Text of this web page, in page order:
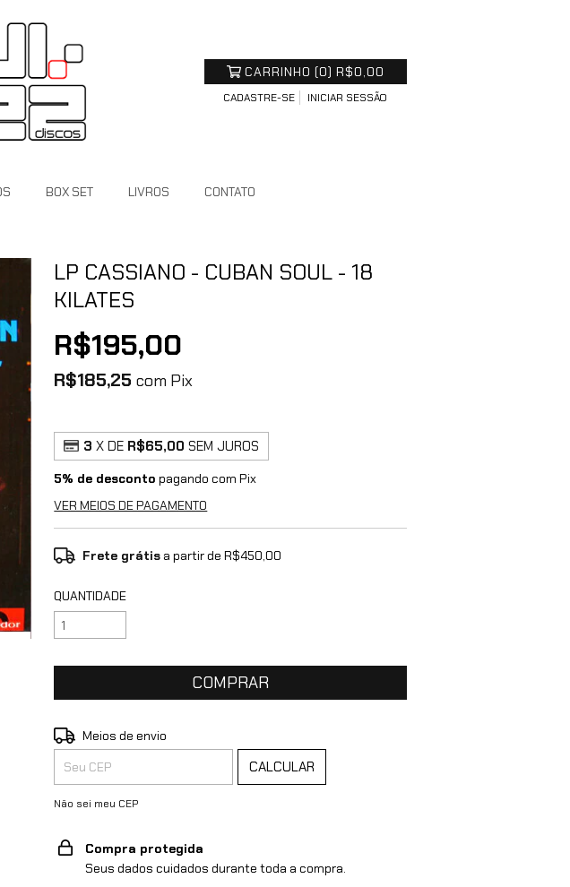
CARRINHO (0) R$0,00
CADASTRE-SE INICIAR SESSÃO
BOX SET LIVROS CONTATO
LP CASSIANO - CUBAN SOUL - 18
KILATES
R$195,00
R$185,25com Pix
3 X DE R$65,00 SEM JUROS
5% de desconto pagando com Pix
VER MEIOS DE PAGAMENTO
Frete grátisa partir de R$450,00
QUANTIDADE
Entregas para o CEP:
Meios de envio
CALCULAR
Não sei meu CEP
Compra protegida
Seus dados cuidados durante toda a compra.